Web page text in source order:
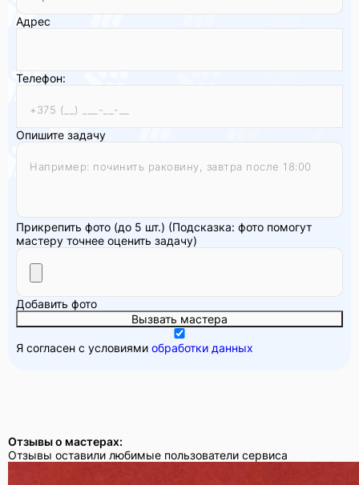
Адрес
Телефон:
Опишите задачу
Прикрепить фото (до 5 шт.) (Подсказка: фото помогут
мастеру точнее оценить задачу)
Добавить фото
Вызвать мастера
Я согласен с условиями обработки данных
Отзывы о мастерах:
Отзывы оставили любимые пользователи сервиса